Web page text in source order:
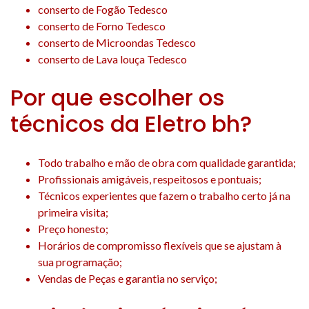
conserto de Fogão Tedesco
conserto de Forno Tedesco
conserto de Microondas Tedesco
conserto de Lava louça Tedesco
Por que escolher os
técnicos da Eletro bh?
Todo trabalho e mão de obra com qualidade garantida;
Profissionais amigáveis, respeitosos e pontuais;
Técnicos experientes que fazem o trabalho certo já na
primeira visita;
Preço honesto;
Horários de compromisso flexíveis que se ajustam à
sua programação;
Vendas de Peças e garantia no serviço;